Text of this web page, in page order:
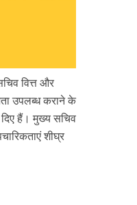
वित्त और
उपलब्ध कराने के
हैं। मुख्य सचिव
शीघ्र